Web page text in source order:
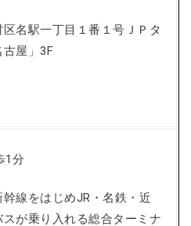
名駅一丁目１番１号ＪＰタ
古屋」3F
1分
線をはじめJR・名鉄・近
が乗り入れる総合ターミナ